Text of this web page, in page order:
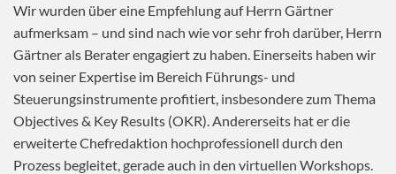
Wir wurden über eine Empfehlung auf Herrn Gärtner
aufmerksam – und sind nach wie vor sehr froh darüber, Herrn
Gärtner als Berater engagiert zu haben. Einerseits haben wir
von seiner Expertise im Bereich Führungs- und
Steuerungsinstrumente profitiert, insbesondere zum Thema
Objectives & Key Results (OKR). Andererseits hat er die
erweiterte Chefredaktion hochprofessionell durch den
Prozess begleitet, gerade auch in den virtuellen Workshops.